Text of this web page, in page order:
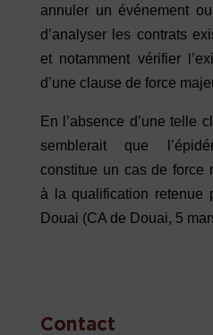
annuler un événement
d’analyser les contrats
et notamment vérifier
d’une clause de force
En l’absence d’une telle
semblerait que
constitue un cas de force
à la qualification retenue
Douai (CA de Douai, 5
Contact